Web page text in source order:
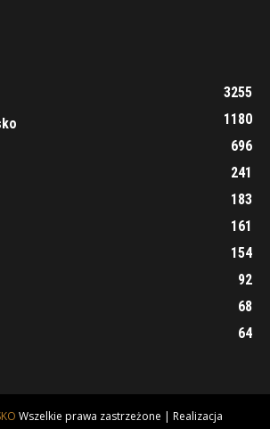
3255
1180
696
241
183
161
154
92
68
64
Wszelkie prawa zastrzeżone | Realizacja